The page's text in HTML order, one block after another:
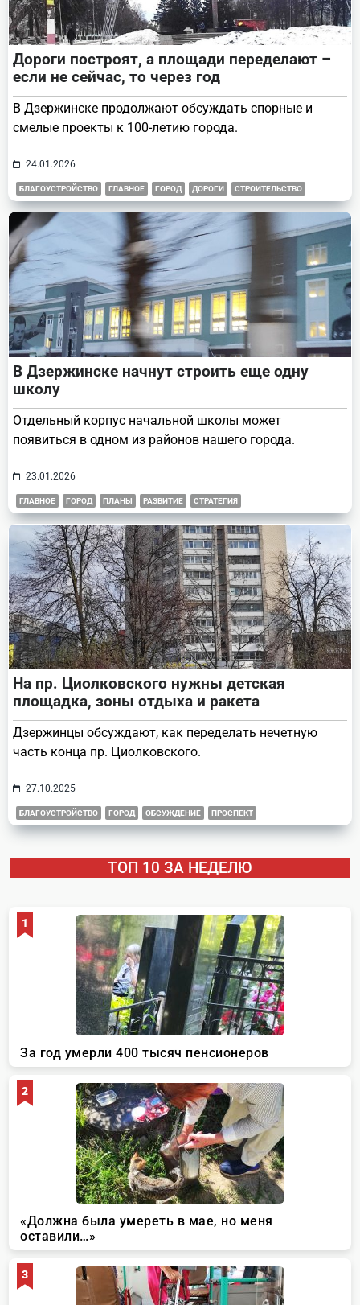
Дороги построят, а площади переделают –
если не сейчас, то через год
В Дзержинске продолжают обсуждать спорные и
смелые проекты к 100-летию города.
24.01.2026
БЛАГОУСТРОЙСТВО ГЛАВНОЕ ГОРОД ДОРОГИ СТРОИТЕЛЬСТВО
В Дзержинске начнут строить еще одну
школу
Отдельный корпус начальной школы может
появиться в одном из районов нашего города.
23.01.2026
ГЛАВНОЕ ГОРОД ПЛАНЫ РАЗВИТИЕ СТРАТЕГИЯ
На пр. Циолковского нужны детская
площадка, зоны отдыха и ракета
Дзержинцы обсуждают, как переделать нечетную
часть конца пр. Циолковского.
27.10.2025
БЛАГОУСТРОЙСТВО ГОРОД ОБСУЖДЕНИЕ ПРОСПЕКТ
ТОП 10 ЗА НЕДЕЛЮ